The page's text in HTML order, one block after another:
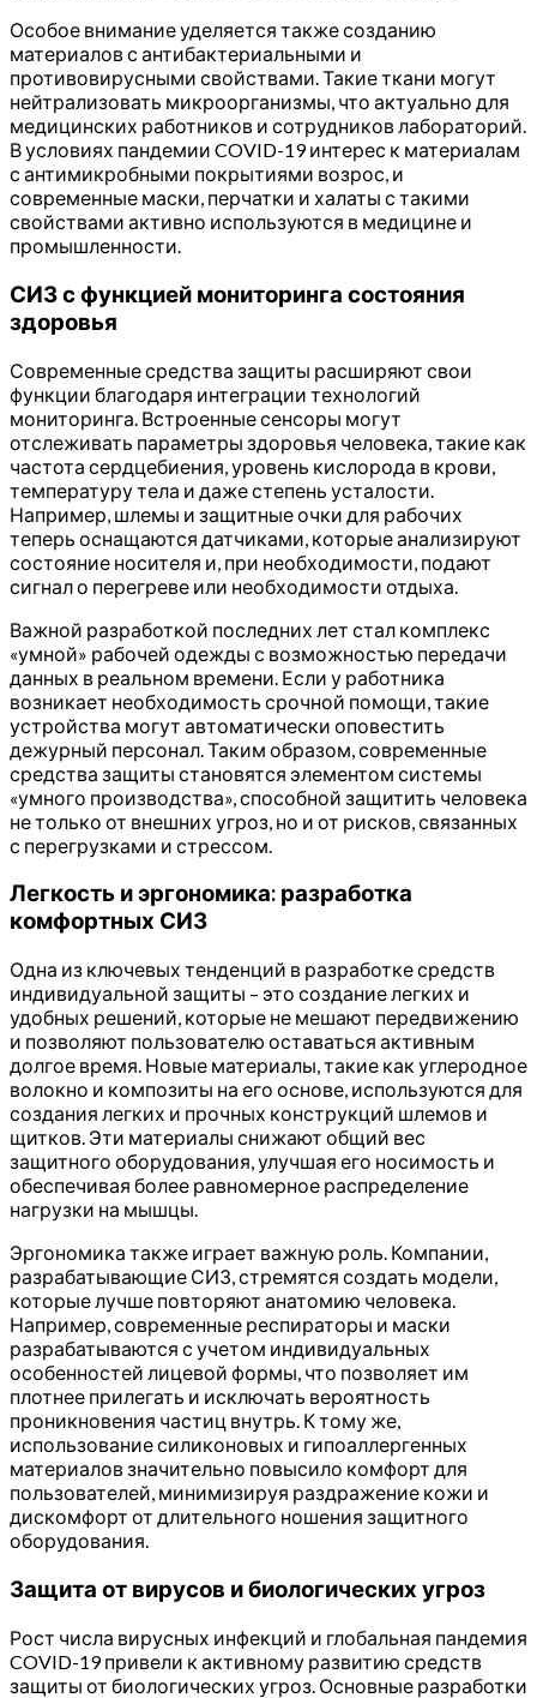
Особое внимание уделяется также созданию
материалов с антибактериальными и
противовирусными свойствами. Такие ткани могут
нейтрализовать микроорганизмы, что актуально для
медицинских работников и сотрудников лабораторий.
В условиях пандемии COVID-19 интерес к материалам
с антимикробными покрытиями возрос, и
современные маски, перчатки и халаты с такими
свойствами активно используются в медицине и
промышленности.
СИЗ с функцией мониторинга состояния
здоровья
Современные средства защиты расширяют свои
функции благодаря интеграции технологий
мониторинга. Встроенные сенсоры могут
отслеживать параметры здоровья человека, такие как
частота сердцебиения, уровень кислорода в крови,
температуру тела и даже степень усталости.
Например, шлемы и защитные очки для рабочих
теперь оснащаются датчиками, которые анализируют
состояние носителя и, при необходимости, подают
сигнал о перегреве или необходимости отдыха.
Важной разработкой последних лет стал комплекс
«умной» рабочей одежды с возможностью передачи
данных в реальном времени. Если у работника
возникает необходимость срочной помощи, такие
устройства могут автоматически оповестить
дежурный персонал. Таким образом, современные
средства защиты становятся элементом системы
«умного производства», способной защитить человека
не только от внешних угроз, но и от рисков, связанных
с перегрузками и стрессом.
Легкость и эргономика: разработка
комфортных СИЗ
Одна из ключевых тенденций в разработке средств
индивидуальной защиты – это создание легких и
удобных решений, которые не мешают передвижению
и позволяют пользователю оставаться активным
долгое время. Новые материалы, такие как углеродное
волокно и композиты на его основе, используются для
создания легких и прочных конструкций шлемов и
щитков. Эти материалы снижают общий вес
защитного оборудования, улучшая его носимость и
обеспечивая более равномерное распределение
нагрузки на мышцы.
Эргономика также играет важную роль. Компании,
разрабатывающие СИЗ, стремятся создать модели,
которые лучше повторяют анатомию человека.
Например, современные респираторы и маски
разрабатываются с учетом индивидуальных
особенностей лицевой формы, что позволяет им
плотнее прилегать и исключать вероятность
проникновения частиц внутрь. К тому же,
использование силиконовых и гипоаллергенных
материалов значительно повысило комфорт для
пользователей, минимизируя раздражение кожи и
дискомфорт от длительного ношения защитного
оборудования.
Защита от вирусов и биологических угроз
Рост числа вирусных инфекций и глобальная пандемия
COVID-19 привели к активному развитию средств
защиты от биологических угроз. Основные разработки